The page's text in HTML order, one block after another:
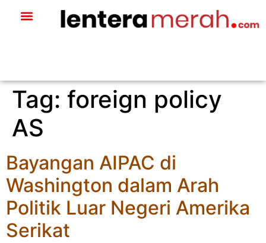
Tag: foreign policy
AS
Bayangan AIPAC di
Washington dalam Arah
Politik Luar Negeri Amerika
Serikat